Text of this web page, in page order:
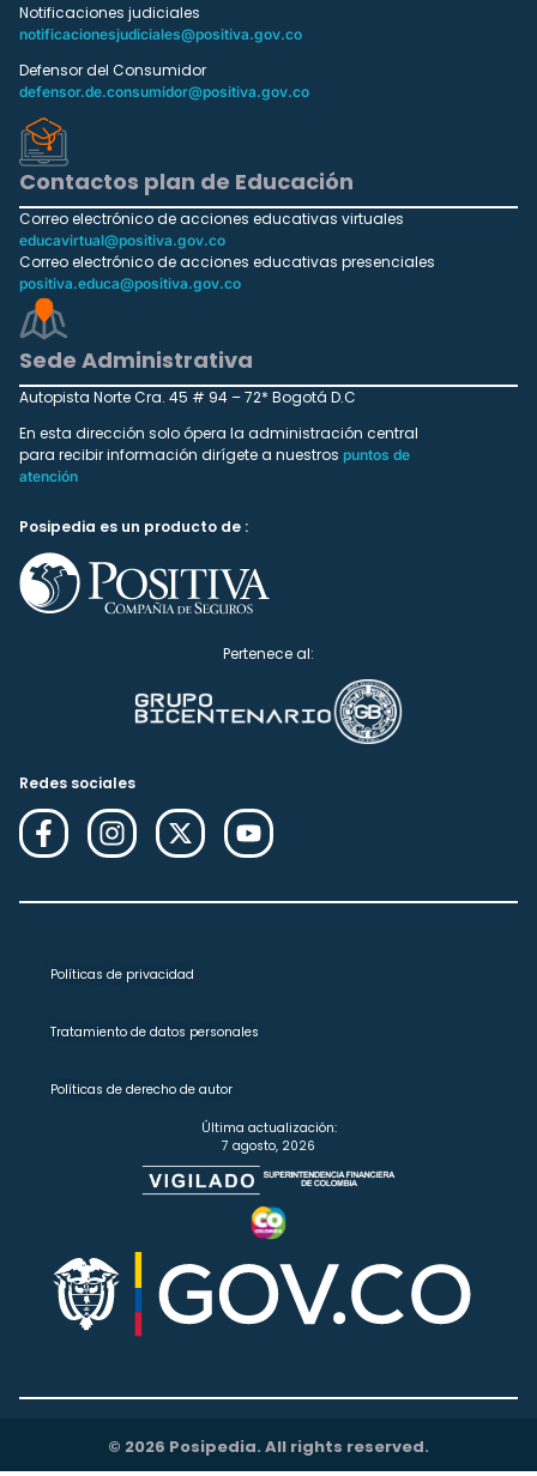
Notificaciones judiciales
notificacionesjudiciales@positiva.gov.co
Defensor del Consumidor
defensor.de.consumidor@positiva.gov.co
Contactos plan de Educación
Correo electrónico de acciones educativas virtuales
educavirtual@positiva.gov.co
Correo electrónico de acciones educativas presenciales
positiva.educa@positiva.gov.co
Sede Administrativa
Autopista Norte Cra. 45 # 94 – 72* Bogotá D.C
En esta dirección solo ópera la administración central
para recibir información dirígete a nuestros puntos de
atención
Posipedia es un producto de :
Pertenece al:
Redes sociales
Políticas de privacidad
Tratamiento de datos personales
Políticas de derecho de autor
Última actualización:
7 agosto, 2026
© 2026 Posipedia. All rights reserved.